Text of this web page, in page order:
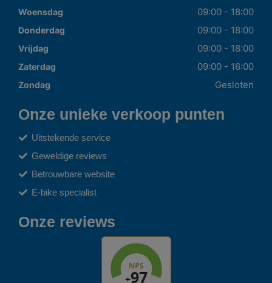
Woensdag 09:00 - 18:00
Donderdag 09:00 - 18:00
Vrijdag 09:00 - 18:00
Zaterdag 09:00 - 16:00
Zondag Gesloten
Onze unieke verkoop punten
Uitstekende service
Geweldige reviews
Betrouwbare website
E-bike specialist
Onze reviews